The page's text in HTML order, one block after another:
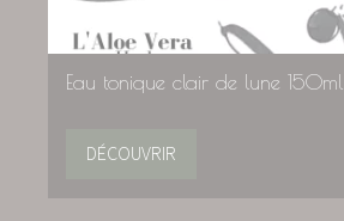
Eau tonique clair de lune 150ml
DÉCOUVRIR